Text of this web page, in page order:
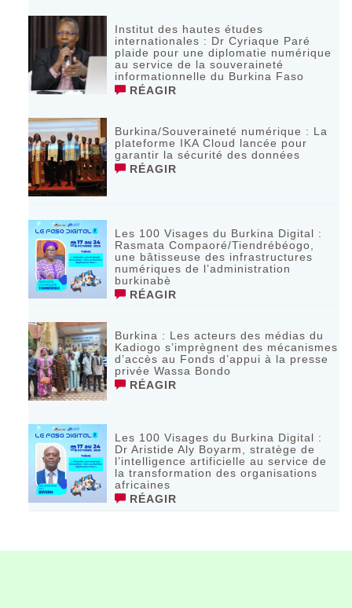
Institut des hautes études
internationales : Dr Cyriaque Paré
plaide pour une diplomatie numérique
au service de la souveraineté
informationnelle du Burkina Faso
RÉAGIR
Burkina/Souveraineté numérique : La
plateforme IKA Cloud lancée pour
garantir la sécurité des données
RÉAGIR
Les 100 Visages du Burkina Digital :
Rasmata Compaoré/Tiendrébéogo,
une bâtisseuse des infrastructures
numériques de l’administration
burkinabè
RÉAGIR
Burkina : Les acteurs des médias du
Kadiogo s’imprègnent des mécanismes
d’accès au Fonds d’appui à la presse
privée Wassa Bondo
RÉAGIR
Les 100 Visages du Burkina Digital :
Dr Aristide Aly Boyarm, stratège de
l’intelligence artificielle au service de
la transformation des organisations
africaines
RÉAGIR